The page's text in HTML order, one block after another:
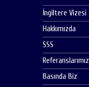
İngiltere Vizesi
Hakkımızda
SSS
Referanslarımız
Basında Biz